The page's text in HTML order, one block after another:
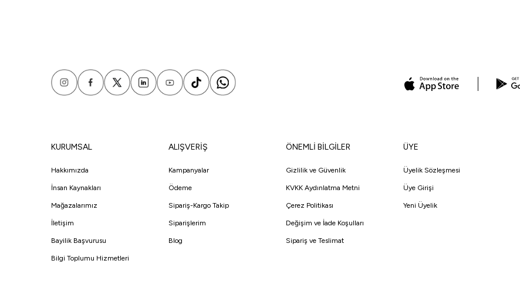
KURUMSAL
Hakkımızda
İnsan Kaynakları
Mağazalarımız
İletişim
Bayilik Başvurusu
Bilgi Toplumu Hizmetleri
ALIŞVERİŞ
Kampanyalar
Ödeme
Sipariş-Kargo Takip
Siparişlerim
Blog
ÖNEMLİ BİLGİLER
Gizlilik ve Güvenlik
KVKK Aydınlatma Metni
Çerez Politikası
Değişim ve İade Koşulları
Sipariş ve Teslimat
ÜYE
Üyelik Sözleşmesi
Üye Girişi
Yeni Üyelik